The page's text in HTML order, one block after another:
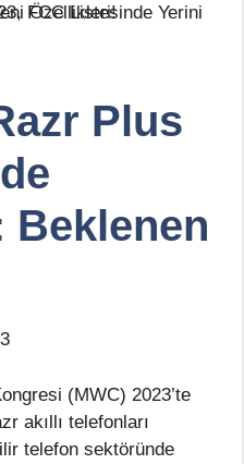
Plus
Beklenen
(MWC) 2023’te
akıllı telefonları
telefon sektöründe